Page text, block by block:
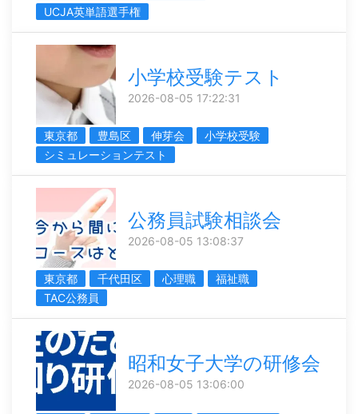
UCJA英単語選手権
小学校受験テスト
2026-08-05 17:22:31
東京都 豊島区 伸芽会
小学校受験
シミュレーションテスト
公務員試験相談会
2026-08-05 13:08:37
東京都 千代田区 心理職
福祉職
TAC公務員
昭和女子大学の研修会
2026-08-05 13:06:00